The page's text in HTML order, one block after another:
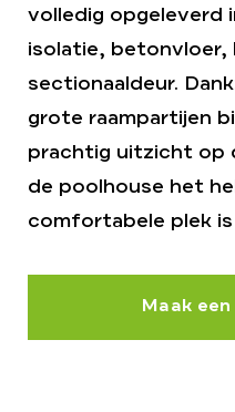
volledig opgeleverd
isolatie, betonvloer,
sectionaaldeur.
grote raampartijen
prachtig uitzicht op
de poolhouse het
comfortabele plek
Maak